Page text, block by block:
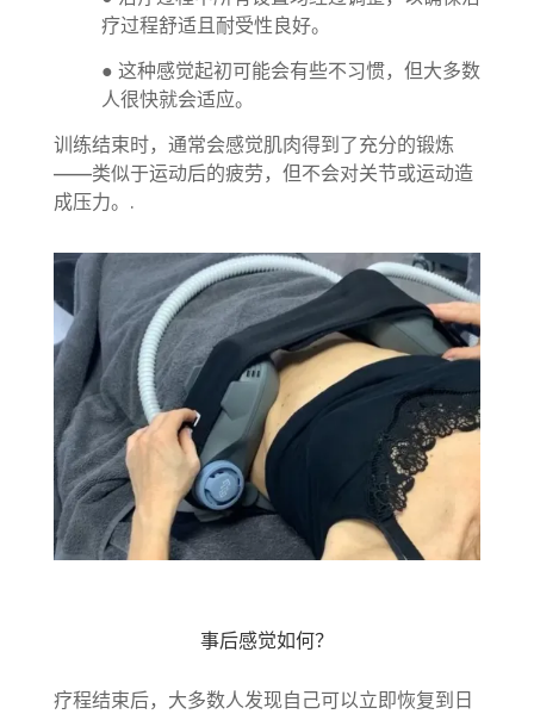
疗过程舒适且耐受性良好。
● 这种感觉起初可能会有些不习惯，但大多数
人很快就会适应。
训练结束时，通常会感觉肌肉得到了充分的锻炼
——类似于运动后的疲劳，但不会对关节或运动造
成压力。.
事后感觉如何？
疗程结束后，大多数人发现自己可以立即恢复到日